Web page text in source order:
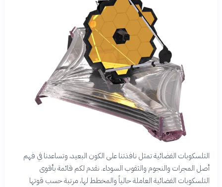
التلسكوبات الفضائية تمثل نافذتنا على الكون البعيد، وتساعدنا في فهم
أصل المجرات والنجوم والثقوب السوداء. نقدم لكم قائمة بأقوى
التلسكوبات الفضائية العاملة حالياً والمخطط لها، مرتبة حسب قوتها